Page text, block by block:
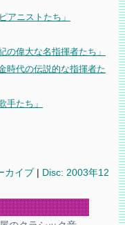
アニストたち」
偉大な名指揮者たち」
時代の伝説的な指揮者た
手たち」
カイブ
Disc: 2003年12